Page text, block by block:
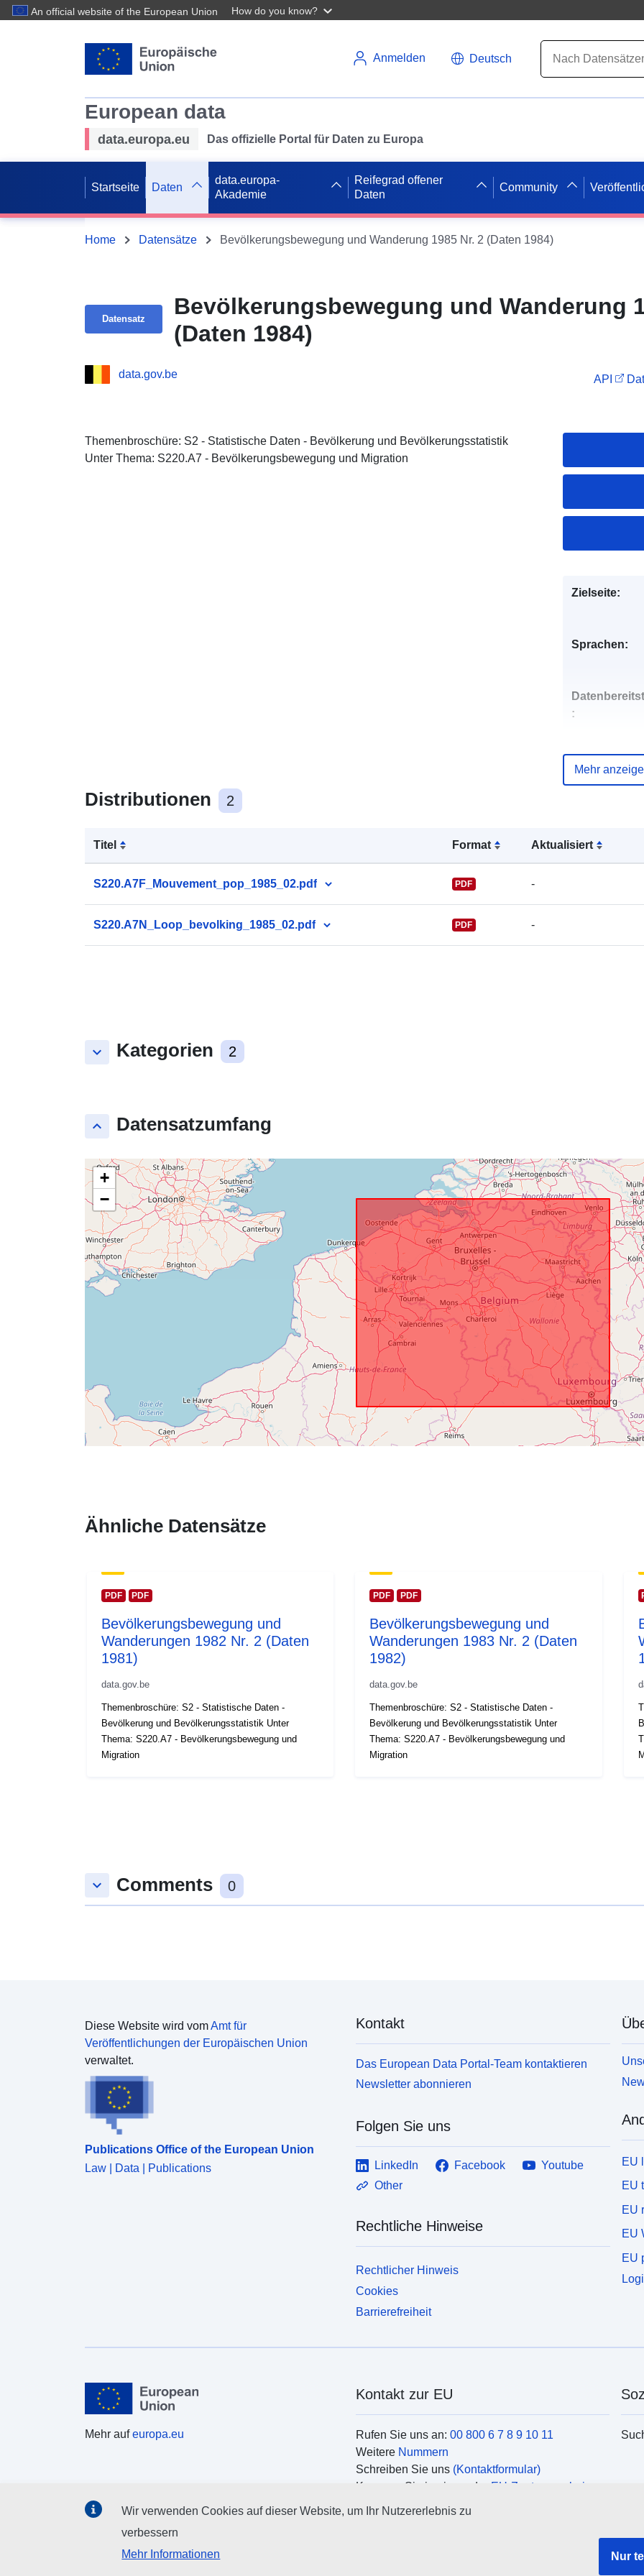
An official website of the European Union How do you know?
Anmelden Deutsch
European data
data.europa.eu Das offizielle Portal für Daten zu Europa
Startseite Daten
data.europa-
Akademie
Reifegrad offener
Daten
Community
Home Datensätze Bevölkerungsbewegung und Wanderung 1985 Nr. 2 (Daten 1984)
Datensatz
Bevölkerungsbewegung und Wanderung
(Daten 1984)
data.gov.be API
Themenbroschüre: S2 - Statistische Daten - Bevölkerung und Bevölkerungsstatistik
Unter Thema: S220.A7 - Bevölkerungsbewegung und Migration
Distributionen 2
Titel Format Aktualisiert
S220.A7F_Mouvement_pop_1985_02.pdf PDF -
S220.A7N_Loop_bevolking_1985_02.pdf PDF -
keyboard_arrow_down Kategorien 2
keyboard_arrow_up Datensatzumfang
+
−
Zielseite:
Sprachen:
:
uriRef:
Zeitliche
Abdeckung:
Mehr
Ähnliche Datensätze
PDF PDF
Bevölkerungsbewegung und
Wanderungen 1982 Nr. 2 (Daten
1981)
data.gov.be
Themenbroschüre: S2 - Statistische Daten -
Bevölkerung und Bevölkerungsstatistik Unter
Thema: S220.A7 - Bevölkerungsbewegung und
Migration
PDF PDF
Bevölkerungsbewegung und
Wanderungen 1983 Nr. 2 (Daten
1982)
data.gov.be
Themenbroschüre: S2 - Statistische Daten -
Bevölkerung und Bevölkerungsstatistik Unter
Thema: S220.A7 - Bevölkerungsbewegung und
Migration
keyboard_arrow_down Comments 0
Diese Website wird vomAmt für
Veröffentlichungen der Europäischen Union
verwaltet.
Publications Office of the European Union
Law | Data | Publications
Kontakt
Das European Data Portal-Team kontaktieren
Newsletter abonnieren
Folgen Sie uns
LinkedIn Facebook
Youtube
Other
Rechtliche Hinweise
Rechtlicher Hinweis
Cookies
Barrierefreiheit
EU
EU
EU
EU
EU
Mehr aufeuropa.eu
Kontakt zur EU
Rufen Sie uns an: 00 800 6 7 8 9 10 11
Weitere Nummern
Schreiben Sie uns (Kontaktformular)
Kommen Sie in einem der EU-Zentren vorbei
Wir verwenden Cookies auf dieser Website, um Ihr Nutzererlebnis zu
verbessern
Mehr Informationen
Nur